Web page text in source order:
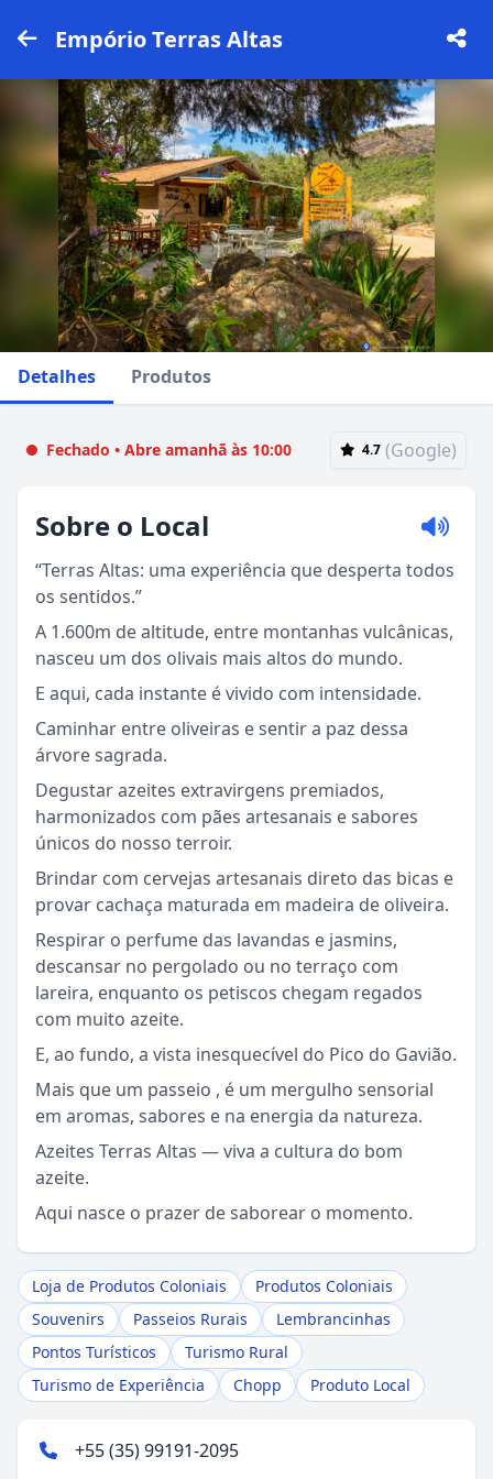
Empório Terras Altas
Detalhes Produtos
Fechado • Abre amanhã às 10:00 4.7 (Google)
Sobre o Local
“Terras Altas: uma experiência que desperta todos
os sentidos.”
A 1.600m de altitude, entre montanhas vulcânicas,
nasceu um dos olivais mais altos do mundo.
E aqui, cada instante é vivido com intensidade.
Caminhar entre oliveiras e sentir a paz dessa
árvore sagrada.
Degustar azeites extravirgens premiados,
harmonizados com pães artesanais e sabores
únicos do nosso terroir.
Brindar com cervejas artesanais direto das bicas e
provar cachaça maturada em madeira de oliveira.
Respirar o perfume das lavandas e jasmins,
descansar no pergolado ou no terraço com
lareira, enquanto os petiscos chegam regados
com muito azeite.
E, ao fundo, a vista inesquecível do Pico do Gavião.
Mais que um passeio , é um mergulho sensorial
em aromas, sabores e na energia da natureza.
Azeites Terras Altas — viva a cultura do bom
azeite.
Aqui nasce o prazer de saborear o momento.
Loja de Produtos Coloniais
Produtos Coloniais
Souvenirs
Passeios Rurais
Lembrancinhas
Pontos Turísticos
Turismo Rural
Turismo de Experiência
Chopp Produto Local
+55 (35) 99191-2095
Sou Turista em Águas da Prata